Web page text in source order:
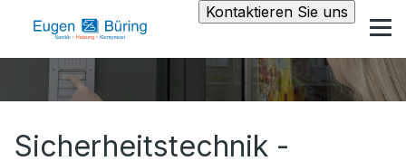
Kontaktieren Sie uns
Sicherheitstechnik -